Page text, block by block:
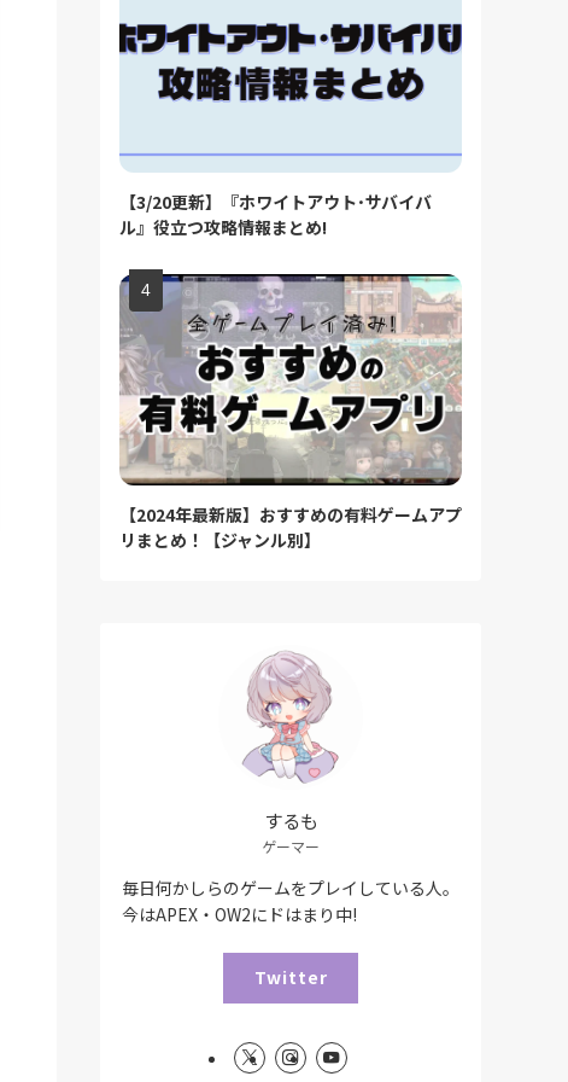
【3/20更新】『ホワイトアウト･サバイバ
ル』役立つ攻略情報まとめ!
【2024年最新版】おすすめの有料ゲームアプ
リまとめ！【ジャンル別】
するも
ゲーマー
毎日何かしらのゲームをプレイしている人。
今はAPEX・OW2にドはまり中!
Twitter